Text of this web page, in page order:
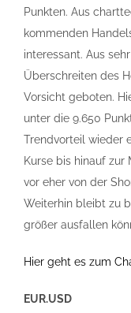
Punkten. Aus
kommenden
interessant. Aus
Überschreiten des
Vorsicht geboten.
unter die 9.650
Trendvorteil wieder
Kurse bis hinauf zur
vor eher von der
Weiterhin bleibt zu
größer ausfallen
Hier geht es zum
EUR.USD